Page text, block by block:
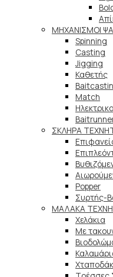
ΜΗΧΑΝΙΣΜΟΙ
Spinning
Casting
Jigging
Καθετής
Match
ΣΚΛΗΡΑ
Popper
Συρτής-
ΜΑΛΑΚΑ
Χελάκια
Με